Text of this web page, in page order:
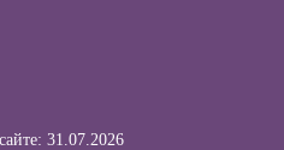
31.07.2026